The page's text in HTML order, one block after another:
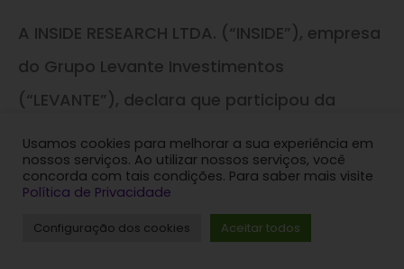
A INSIDE RESEARCH LTDA. (“INSIDE”), empresa
do Grupo Levante Investimentos
(“LEVANTE”), declara que participou da
elaboração do presente relatório de análise
e é responsável por sua distribuição
exclusivamente nos canais autorizados
das empresas do Grupo Levante, tendo
Usamos cookies para melhorar a sua experiência em
nossos serviços. Ao utilizar nossos serviços, você
concorda com tais condições. Para saber mais visite
Política de Privacidade
Configuração dos cookies Aceitar todos